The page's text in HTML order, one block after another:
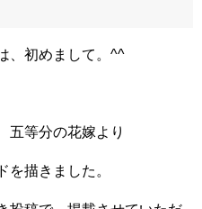
、初めまして。^^
五等分の花嫁より
を描きました。